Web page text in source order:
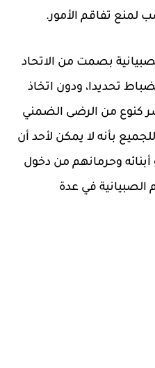
لمنع تفاقم الأمور.
بصمت من الاتحاد
تحديدا، ودون اتخاذ
كنوع من الرضى الضمني
بأنه لا يمكن لأحد أن
وحرمانهم من دخول
الصبيانية في عدة